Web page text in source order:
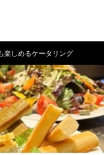
楽しめるケータリング